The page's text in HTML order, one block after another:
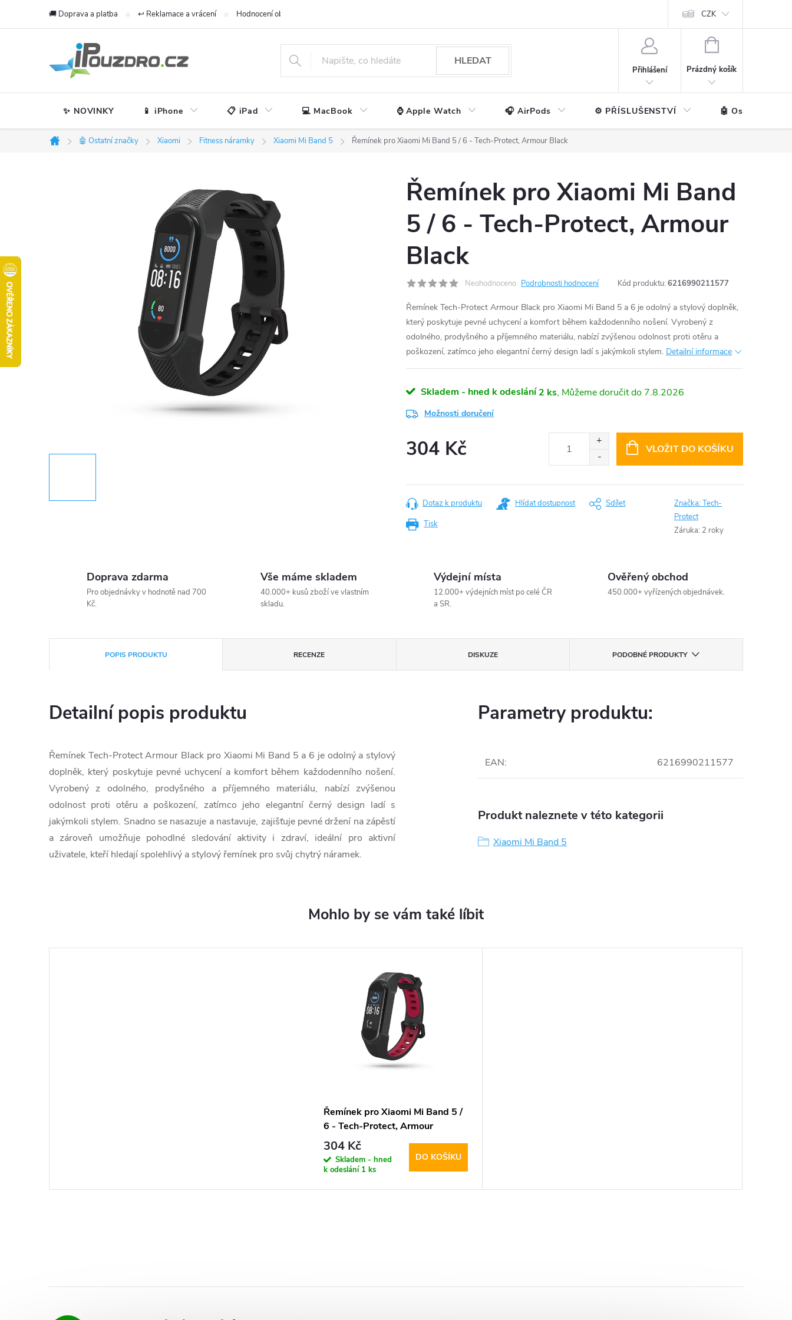
🚚 Doprava a platba ↩️ Reklamace a vrácení Hodnocení obchodu CZK
HLEDAT
Přihlášení
NÁKUPNÍ
Prázdný košík
✨ NOVINKY 📱 iPhone 📋 iPad 💻 MacBook ⌚ Apple Watch 🎧 AirPods ⚙️ PŘÍSLUŠENSTVÍ 🤖 Ostatní
Domů
🤖 Ostatní značky Xiaomi Fitness náramky Xiaomi Mi Band 5 Řemínek pro Xiaomi Mi Band 5 / 6 - Tech-Protect, Armour Black
Řemínek pro Xiaomi Mi Band
5 / 6 - Tech-Protect, Armour
Black
Neohodnoceno Podrobnosti hodnocení Kód produktu: 6216990211577
Řemínek Tech-Protect Armour Black pro Xiaomi Mi Band 5 a 6 je odolný a stylový doplněk,
který poskytuje pevné uchycení a komfort během každodenního nošení. Vyrobený z
odolného, prodyšného a příjemného materiálu, nabízí zvýšenou odolnost proti otěru a
poškození, zatímco jeho elegantní černý design ladí s jakýmkoli stylem. Detailní informace
Skladem - hned k odeslání 2 ks 7.8.2026
Možnosti doručení
304 Kč VLOŽIT DO KOŠÍKU
Tisk
Dotaz k produktu Hlídat dostupnost Sdílet Značka:Tech-
Protect
Záruka: 2 roky
Doprava zdarma
Pro objednávky v hodnotě nad 700
Kč.
Vše máme skladem
40.000+ kusů zboží ve vlastním
skladu.
Výdejní místa
12.000+ výdejních míst po celé ČR
a SR.
Ověřený obchod
450.000+ vyřízených objednávek.
POPIS PRODUKTU RECENZE DISKUZE PODOBNÉ PRODUKTY
Detailní popis produktu
Řemínek Tech-Protect Armour Black pro Xiaomi Mi Band 5 a 6 je odolný a stylový
doplněk, který poskytuje pevné uchycení a komfort během každodenního nošení.
Vyrobený z odolného, prodyšného a příjemného materiálu, nabízí zvýšenou
odolnost proti otěru a poškození, zatímco jeho elegantní černý design ladí s
jakýmkoli stylem. Snadno se nasazuje a nastavuje, zajišťuje pevné držení na zápěstí
a zároveň umožňuje pohodlné sledování aktivity i zdraví, ideální pro aktivní
uživatele, kteří hledají spolehlivý a stylový řemínek pro svůj chytrý náramek.
Parametry produktu:
EAN: 6216990211577
Produkt naleznete v této kategorii
Xiaomi Mi Band 5
Řemínek pro Xiaomi Mi Band 5 /
6 - Tech-Protect, Armour
Black/Red
304 Kč
Skladem - hned
k odeslání 1 ks
DO KOŠÍKU